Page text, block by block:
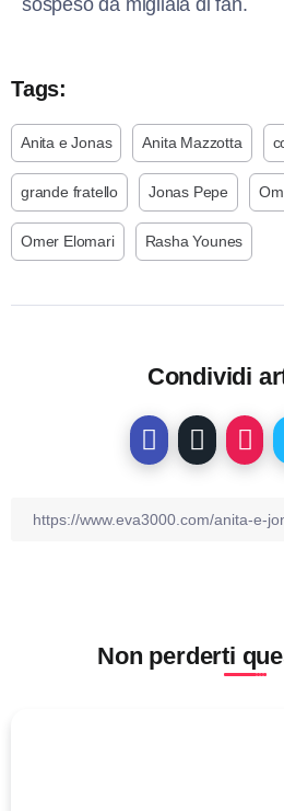
sospeso da migliaia di fan.
Tags:
Anita e Jonas Anita Mazzotta
grande fratello Jonas Pepe
Omer Elomari Rasha Younes
Condividi
Non perderti